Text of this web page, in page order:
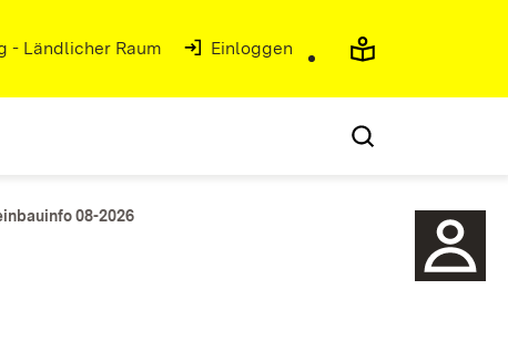
- Ländlicher Raum (Öffnet in neuem Fenster)
Einloggen
08-2026